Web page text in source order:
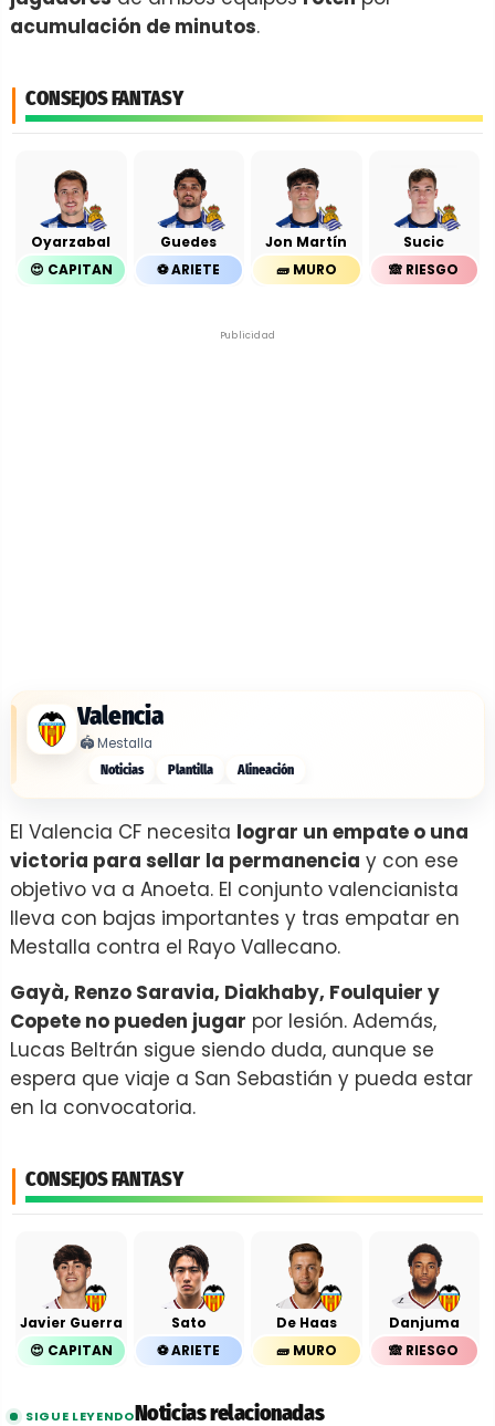
acumulación de minutos.
CONSEJOS FANTASY
Oyarzabal
😍 CAPITAN
Guedes
⚽️ ARIETE
Jon Martín
🧱 MURO
Sucic
🙈 RIESGO
Publicidad
Valencia
🏟️Mestalla
Noticias Plantilla Alineación
El Valencia CF necesita lograr un empate o una
victoria para sellar la permanencia y con ese
objetivo va a Anoeta. El conjunto valencianista
lleva con bajas importantes y tras empatar en
Mestalla contra el Rayo Vallecano.
Gayà, Renzo Saravia, Diakhaby, Foulquier y
Copete no pueden jugar por lesión. Además,
Lucas Beltrán sigue siendo duda, aunque se
espera que viaje a San Sebastián y pueda estar
en la convocatoria.
CONSEJOS FANTASY
Javier Guerra
😍 CAPITAN
Sato
⚽️ ARIETE
De Haas
🧱 MURO
Danjuma
🙈 RIESGO
SIGUE LEYENDONoticias relacionadas